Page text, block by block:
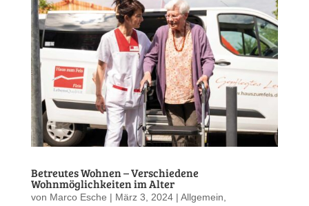
Betreutes Wohnen – Verschiedene
Wohnmöglichkeiten im Alter
von Marco Esche | März 3, 2024| Allgemein